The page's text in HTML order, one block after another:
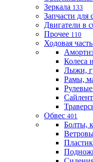
Зеркала 133
Запчасти для
Двигатели в
Прочее 110
Ходовая часть
Колеса
Лыжи,
Рамы,
Обвес 401
Болты,
Пластик